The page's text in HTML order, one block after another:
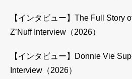
【インタビュー】The Full Story
Z’Nuff Interview（2026）
【インタビュー】Donnie Vie
Interview（2026）